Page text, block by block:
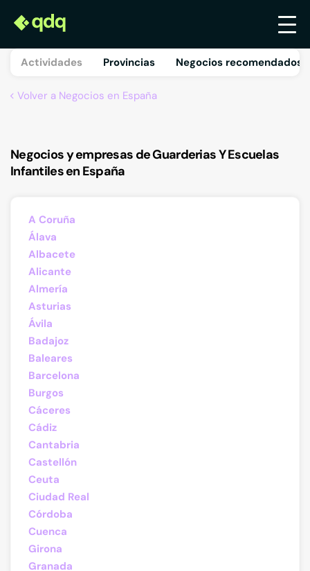
Actividades Provincias Negocios recomendados
Volver a Negocios en España
Negocios y empresas de Guarderias Y Escuelas
Infantiles en España
A Coruña
Álava
Albacete
Alicante
Almería
Asturias
Ávila
Badajoz
Baleares
Barcelona
Burgos
Cáceres
Cádiz
Cantabria
Castellón
Ceuta
Ciudad Real
Córdoba
Cuenca
Girona
Granada